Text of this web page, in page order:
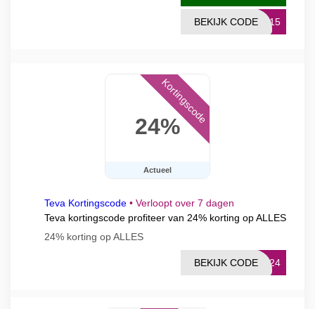
VE15
BEKIJK CODE
24%
Actueel
Kortingscode
Teva Kortingscode • Verloopt over 7 dagen
Teva kortingscode profiteer van 24% korting op ALLES
24% korting op ALLES
OR24
BEKIJK CODE